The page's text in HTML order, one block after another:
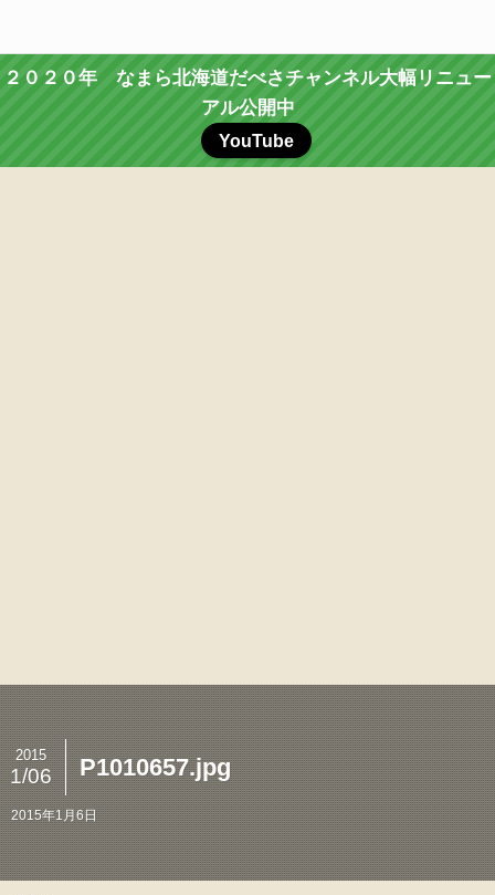
２０２０年 なまら北海道だべさチャンネル大幅リニュー
アル公開中
YouTube
P1010657.jpg
2015
1/06
2015年1月6日